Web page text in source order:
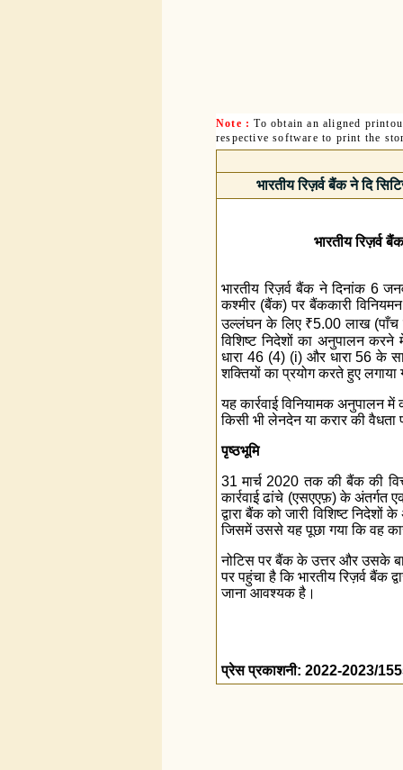
Note :To obtain an aligned
respective software to print the
भारतीय रिज़र्व बैंक ने दि
भारतीय रिज़र्व
भारतीय रिज़र्व बैंक ने दिनांक 6
कश्मीर (बैंक) पर बैंककारी
उल्लंघन के लिए ₹5.00 लाख (पाँच
विशिष्ट निदेशों का अनुपालन
धारा 46 (4) (i) और धारा 56 के
शक्तियों का प्रयोग करते हुए लगाया
यह कार्रवाई विनियामक अनुपालन
किसी भी लेनदेन या करार की
पृष्ठभूमि
31 मार्च 2020 तक की बैंक की
कार्रवाई ढांचे (एसएएफ़) के अंतर्गत
द्वारा बैंक को जारी विशिष्ट
जिसमें उससे यह पूछा गया कि वह
नोटिस पर बैंक के उत्तर और उसके
पर पहुंचा है कि भारतीय रिज़र्व बैंक
जाना आवश्यक है।
प्रेस प्रकाशनी: 2022-2023/